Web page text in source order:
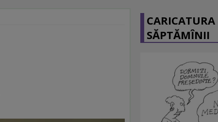
CARICATURA
SĂPTĂMÎNII